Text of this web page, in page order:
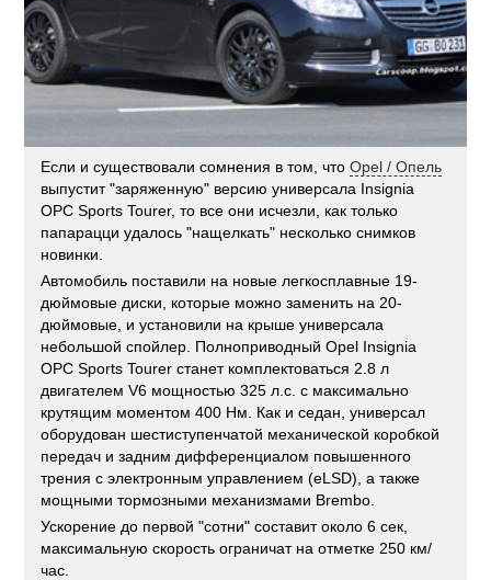
Если и существовали сомнения в том, чтоOpel / Опель
выпустит "заряженную" версию универсала Insignia
OPC Sports Tourer, то все они исчезли, как только
папарацци удалось "нащелкать" несколько снимков
новинки.
Автомобиль поставили на новые легкосплавные 19-
дюймовые диски, которые можно заменить на 20-
дюймовые, и установили на крыше универсала
небольшой спойлер. Полноприводный Opel Insignia
OPC Sports Tourer станет комплектоваться 2.8 л
двигателем V6 мощностью 325 л.с. с максимально
крутящим моментом 400 Нм. Как и седан, универсал
оборудован шестиступенчатой механической коробкой
передач и задним дифференциалом повышенного
трения с электронным управлением (eLSD), а также
мощными тормозными механизмами Brembo.
Ускорение до первой "сотни" составит около 6 сек,
максимальную скорость ограничат на отметке 250 км/
час.